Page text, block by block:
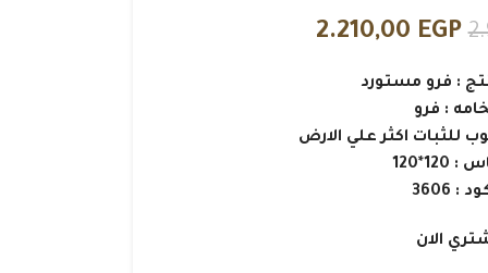
2.210,00 EGP
: فرو مستورد
: فرو
للثبات اكثر علي الارض
: 3606
الان